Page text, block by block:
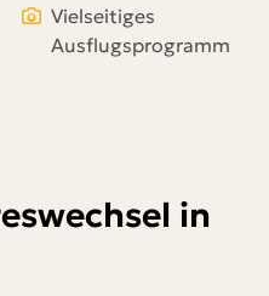
Vielseitiges
Ausflugsprogramm
in